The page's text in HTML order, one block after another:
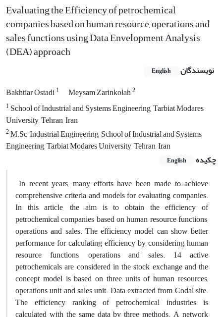
Evaluating the Efficiency of petrochemical
companies based on human resource, operations and
sales functions using Data Envelopment Analysis
(DEA) approach
نویسندگان English
Bakhtiar Ostadi1 Meysam Zarinkolah2
1 School of Industrial and Systems Engineering, Tarbiat Modares
University, Tehran, Iran
2M.Sc, Industrial Engineering, School of Industrial and Systems
Engineering, Tarbiat Modares University, Tehran, Iran
چکیده
English
In recent years, many efforts have been made to achieve
comprehensive criteria and models for evaluating companies.
In this article, the aim is to obtain the efficiency of
petrochemical companies based on human resource functions,
operations and sales. The efficiency model can show better
performance for calculating efficiency by considering human
resource functions, operations and sales. 14 active
petrochemicals are considered in the stock exchange and the
concept model is based on three units of human resources,
operations unit and sales unit. Data extracted from Codal site.
The efficiency ranking of petrochemical industries is